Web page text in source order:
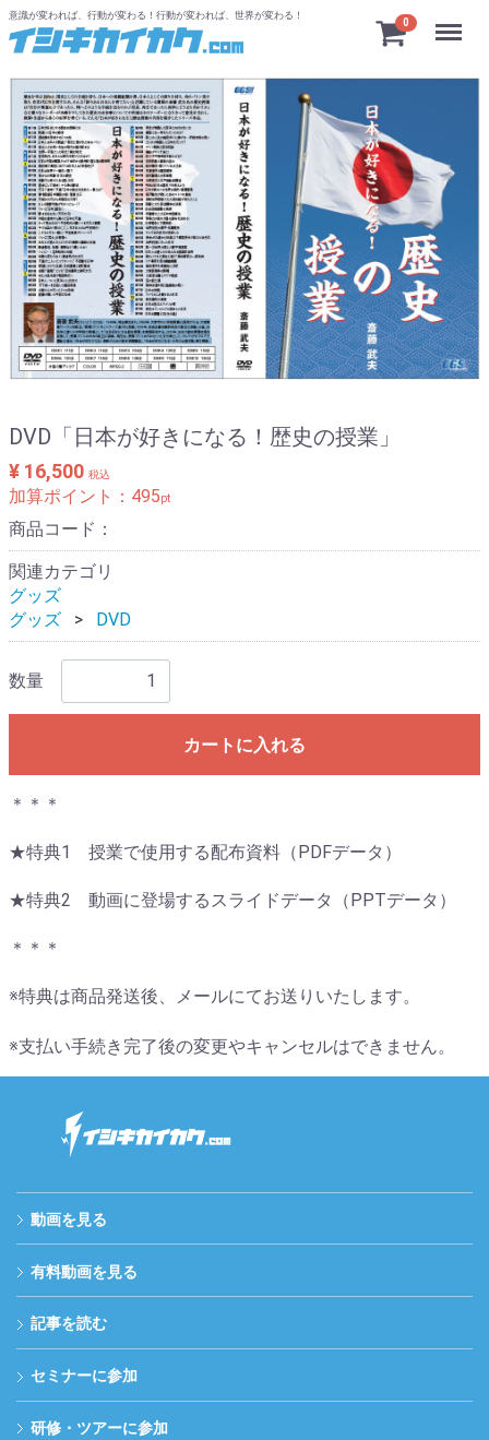
意識が変われば、行動が変わる！行動が変われば、世界が変わる！
0 Menu
DVD「日本が好きになる！歴史の授業」
¥ 16,500 税込
加算ポイント： 495pt
商品コード：
関連カテゴリ
グッズ
グッズ
DVD
数量
カートに入れる
＊＊＊
★特典1 授業で使用する配布資料（PDFデータ）
★特典2 動画に登場するスライドデータ（PPTデータ）
＊＊＊
※特典は商品発送後、メールにてお送りいたします。
※支払い手続き完了後の変更やキャンセルはできません。
動画を見る
有料動画を見る
記事を読む
セミナーに参加
研修・ツアーに参加